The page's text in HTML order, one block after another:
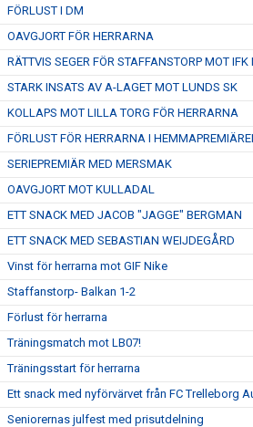
FÖRLUST I DM
OAVGJORT FÖR HERRARNA
RÄTTVIS SEGER FÖR STAFFANSTORP MOT
STARK INSATS AV A-LAGET MOT LUNDS SK
KOLLAPS MOT LILLA TORG FÖR HERRARNA
FÖRLUST FÖR HERRARNA I
SERIEPREMIÄR MED MERSMAK
OAVGJORT MOT KULLADAL
ETT SNACK MED JACOB "JAGGE" BERGMAN
ETT SNACK MED SEBASTIAN WEIJDEGÅRD
Vinst för herrarna mot GIF Nike
Staffanstorp- Balkan 1-2
Förlust för herrarna
Träningsmatch mot LB07!
Träningsstart för herrarna
Ett snack med nyförvärvet från FC Trelleborg
Seniorernas julfest med prisutdelning